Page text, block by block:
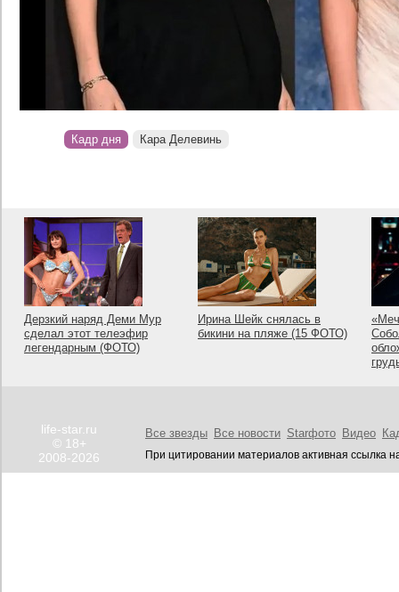
Кадр дня Кара Делевинь
Дерзкий наряд Деми Мур
сделал этот телеэфир
легендарным (ФОТО)
Ирина Шейк снялась в
бикини на пляже (15 ФОТО)
life-star.ru
© 18+
2008-2026
Все звезды Все новости Starфото Видео
При цитировании материалов активная ссылка